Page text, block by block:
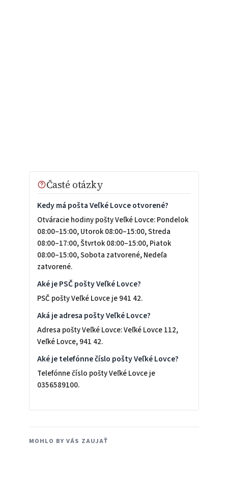
Časté otázky
Kedy má pošta Veľké Lovce otvorené?
Otváracie hodiny pošty Veľké Lovce: Pondelok
08:00–15:00, Utorok 08:00–15:00, Streda
08:00–17:00, Štvrtok 08:00–15:00, Piatok
08:00–15:00, Sobota zatvorené, Nedeľa
zatvorené.
Aké je PSČ pošty Veľké Lovce?
PSČ pošty Veľké Lovce je 941 42.
Aká je adresa pošty Veľké Lovce?
Adresa pošty Veľké Lovce: Veľké Lovce 112,
Veľké Lovce, 941 42.
Aké je telefónne číslo pošty Veľké Lovce?
Telefónne číslo pošty Veľké Lovce je
0356589100.
MOHLO BY VÁS ZAUJAŤ